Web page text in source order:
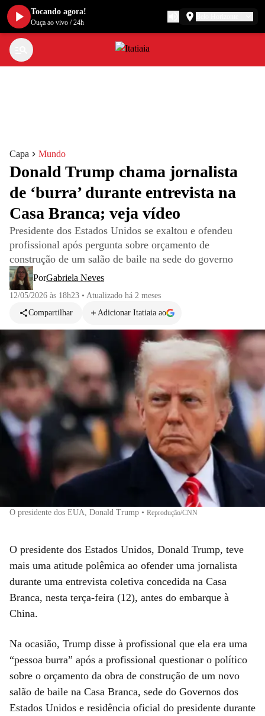
Capa Mundo
Donald Trump chama jornalista
de ‘burra’ durante entrevista na
Casa Branca; veja vídeo
Presidente dos Estados Unidos se exaltou e ofendeu
profissional após pergunta sobre orçamento de
construção de um salão de baile na sede do governo
PorGabriela Neves
12/05/2026 às 18h23 • Atualizado há 2 meses
Compartilhar
Adicionar Itatiaia ao
O presidente dos EUA, Donald Trump • Reprodução/CNN
O presidente dos Estados Unidos, Donald Trump, teve
mais uma atitude polêmica ao ofender uma jornalista
durante uma entrevista coletiva concedida na Casa
Branca, nesta terça-feira (12), antes do embarque à
China.
Na ocasião, Trump disse à profissional que ela era uma
“pessoa burra” após a profissional questionar o político
sobre o orçamento da obra de construção de um novo
salão de baile na Casa Branca, sede do Governos dos
Estados Unidos e residência oficial do presidente durante
Tocando agora!
Ouça ao vivo /24h